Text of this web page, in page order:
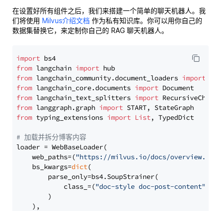
在设置好所有组件之后，我们来搭建一个简单的聊天机器人。我
们将使用 Milvus介绍文档 作为私有知识库。你可以用你自己的
数据集替换它，来定制你自己的 RAG 聊天机器人。
import
from langchain import
from langchain_community.document_loaders import
from langchain_core.documents import
from langchain_text_splitters import
from langgraph.graph import
from typing_extensions import List, TypedDict
# 加载并拆分博客内容
loader = WebBaseLoader(
    web_paths=(
"https://milvus.io/docs/overview.md"
    bs_kwargs=
dict(
        parse_only=bs4.SoupStrainer(
            class_=(
"doc-style doc-post-content"
        )
    ),